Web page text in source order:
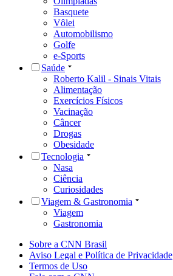
Basquete
Vôlei
Automobilismo
Golfe
e-Sports
Saúde
Roberto Kalil - Sinais Vitais
Alimentação
Exercícios Físicos
Vacinação
Câncer
Drogas
Obesidade
Tecnologia
Nasa
Ciência
Curiosidades
Viagem & Gastronomia
Viagem
Gastronomia
Sobre a CNN Brasil
Aviso Legal e Política de Privacidade
Termos de Uso